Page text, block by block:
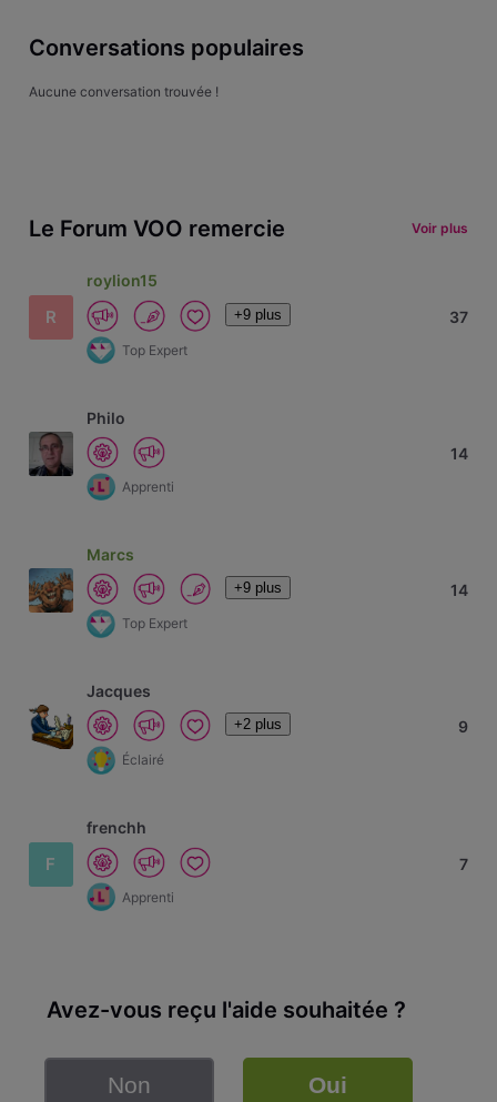
Conversations populaires
Aucune conversation trouvée !
Le Forum VOO remercie Voir plus
R
roylion15
+9 plus
Top Expert
37
Philo
Apprenti
14
Marcs
+9 plus
Top Expert
14
Jacques
+2 plus
Éclairé
9
F
frenchh
Apprenti
7
Avez-vous reçu l'aide souhaitée ?
Non Oui